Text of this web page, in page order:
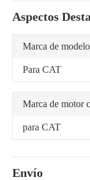
Aspectos
Marca de
Para CAT
Marca de motor
para CAT
Envío